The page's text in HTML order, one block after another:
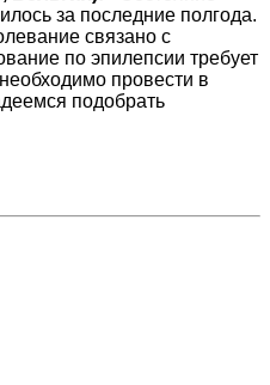
за последние полгода.
связано с
по эпилепсии требует
провести в
подобрать